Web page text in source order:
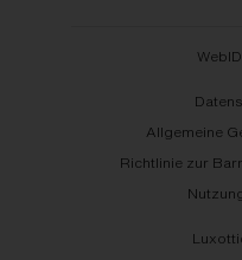
Allgemeine
Richtlinie zur